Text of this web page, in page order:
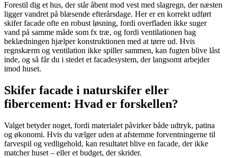
Forestil dig et hus, der står åbent mod vest med slagregn, der næsten
ligger vandret på blæsende efterårsdage. Her er en korrekt udført
skifer facade ofte en robust løsning, fordi overfladen ikke suger
vand på samme måde som fx træ, og fordi ventilationen bag
beklædningen hjælper konstruktionen med at tørre ud. Hvis
regnskærm og ventilation ikke spiller sammen, kan fugten blive låst
inde, og så får du i stedet et facadesystem, der langsomt arbejder
imod huset.
Skifer facade i naturskifer eller
fibercement: Hvad er forskellen?
Valget betyder noget, fordi materialet påvirker både udtryk, patina
og økonomi. Hvis du vælger uden at afstemme forventningerne til
farvespil og vedligehold, kan resultatet blive en facade, der ikke
matcher huset – eller et budget, der skrider.